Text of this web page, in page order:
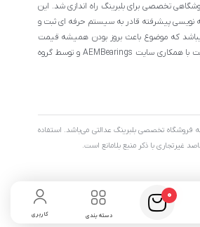
0
دسته بندی کاربری
تخصصی برای بلبرینگ راه اندازی شد. این
نویسی پیشرفته قادر به سیستم حرفه ای ثبت و
که موضوع باعث بروز بودن همیشه قیمت
ها نیز میشود. این سایت با همکاری سایت AEMBearings و توسط گروه
نمایند.
فروشگاه تخصصی بلبرینگ عدالتی می‌باشد. استفاده
غیرتجاری با ذکر منبع بلامانع است.